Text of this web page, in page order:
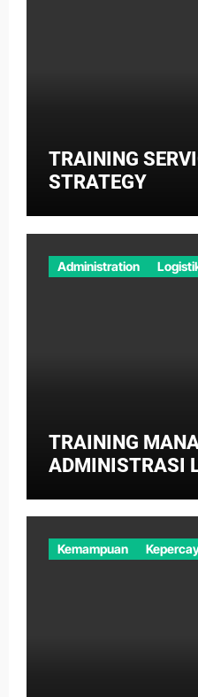
TRAINING
STRATEGY
Administration
TRAINING
ADMINISTRASI
Kemampuan